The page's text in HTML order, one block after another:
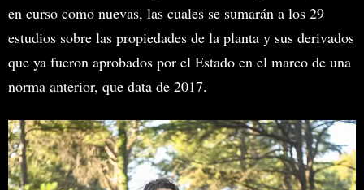
en curso como nuevas, las cuales se sumarán a los 29
estudios sobre las propiedades de la planta y sus derivados
que ya fueron aprobados por el Estado en el marco de una
norma anterior, que data de 2017.